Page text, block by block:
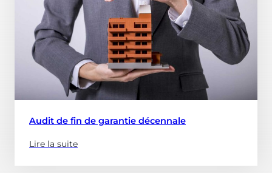
schéma
pluriannuel
d’investissement)
Audit de fin de garantie décennale
Lire la suite
(à
propose